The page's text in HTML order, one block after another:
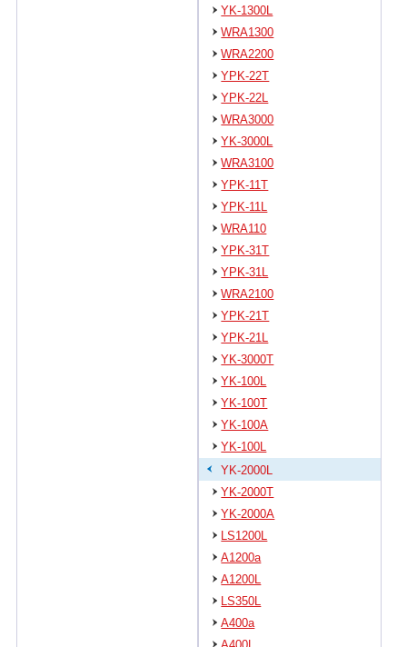
YK-1300L
WRA1300
WRA2200
YPK-22T
YPK-22L
WRA3000
YK-3000L
WRA3100
YPK-11T
YPK-11L
WRA110
YPK-31T
YPK-31L
WRA2100
YPK-21T
YPK-21L
YK-3000T
YK-100L
YK-100T
YK-100A
YK-100L
YK-2000L
YK-2000T
YK-2000A
LS1200L
A1200a
A1200L
LS350L
A400a